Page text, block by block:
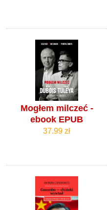
Mogłem milczeć -
ebook EPUB
37.99 zł